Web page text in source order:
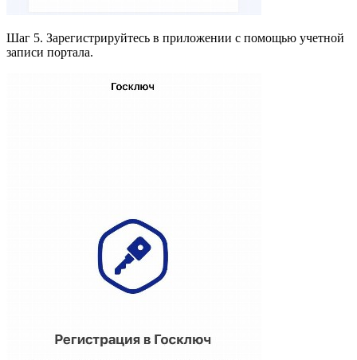
Шаг 5. Зарегистрируйтесь в приложении с помощью учетной
записи портала.